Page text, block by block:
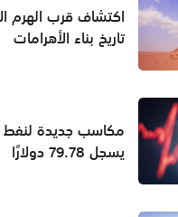
اكتشاف قرب الهرم
تاريخ بناء الأهرامات
مكاسب جديدة لنفط
يسجل 79.78 دولارًا